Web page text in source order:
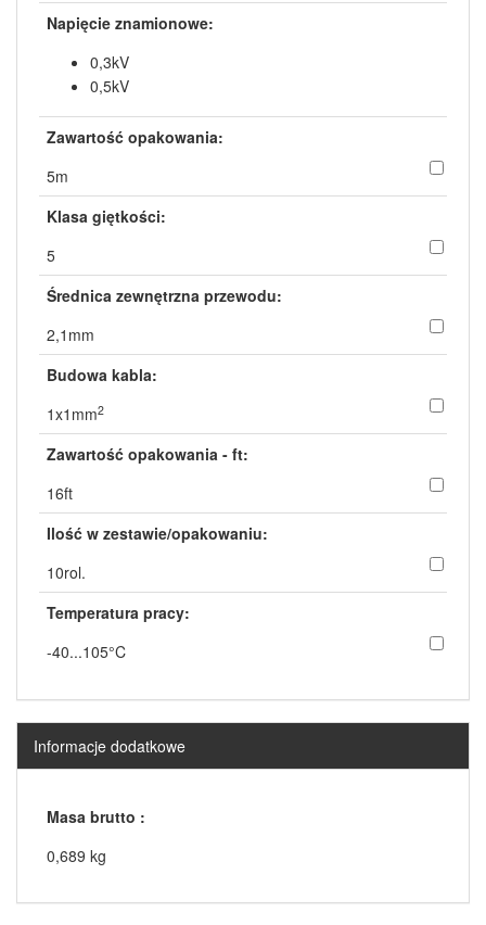
Napięcie znamionowe:
0,3kV
0,5kV
Zawartość opakowania:
5m
Klasa giętkości:
5
Średnica zewnętrzna przewodu:
2,1mm
Budowa kabla:
1x1mm2
Zawartość opakowania - ft:
16ft
Ilość w zestawie/opakowaniu:
10rol.
Temperatura pracy:
-40...105°C
Informacje dodatkowe
Masa brutto :
0,689 kg